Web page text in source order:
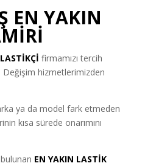
EN YAKIN
firmamızı tercih
Değişim hizmetlerimizden
ya da model fark etmeden
kısa sürede onarımını
EN YAKIN LASTİK